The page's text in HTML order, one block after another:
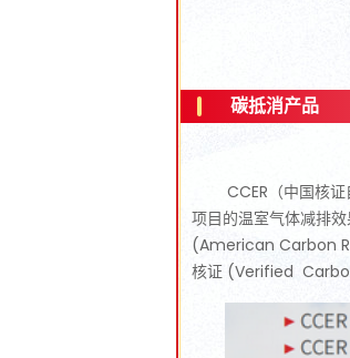
碳抵消产品
CCER（中国核
项目的温室气体减排
(American Carbon
核证 (Verified